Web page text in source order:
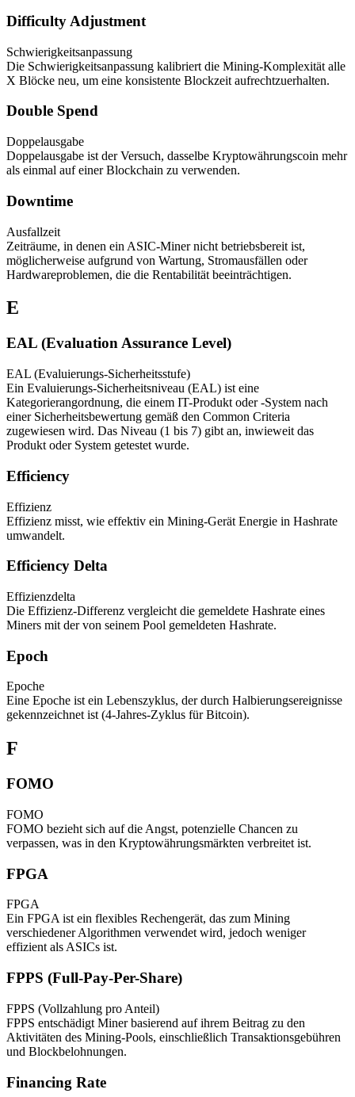
Difficulty Adjustment
Schwierigkeitsanpassung
Die Schwierigkeitsanpassung kalibriert die Mining-Komplexität alle
X Blöcke neu, um eine konsistente Blockzeit aufrechtzuerhalten.
Double Spend
Doppelausgabe
Doppelausgabe ist der Versuch, dasselbe Kryptowährungscoin mehr
als einmal auf einer Blockchain zu verwenden.
Downtime
Ausfallzeit
Zeiträume, in denen ein ASIC-Miner nicht betriebsbereit ist,
möglicherweise aufgrund von Wartung, Stromausfällen oder
Hardwareproblemen, die die Rentabilität beeinträchtigen.
E
EAL (Evaluation Assurance Level)
EAL (Evaluierungs-Sicherheitsstufe)
Ein Evaluierungs-Sicherheitsniveau (EAL) ist eine
Kategorierangordnung, die einem IT-Produkt oder -System nach
einer Sicherheitsbewertung gemäß den Common Criteria
zugewiesen wird. Das Niveau (1 bis 7) gibt an, inwieweit das
Produkt oder System getestet wurde.
Efficiency
Effizienz
Effizienz misst, wie effektiv ein Mining-Gerät Energie in Hashrate
umwandelt.
Efficiency Delta
Effizienzdelta
Die Effizienz-Differenz vergleicht die gemeldete Hashrate eines
Miners mit der von seinem Pool gemeldeten Hashrate.
Epoch
Epoche
Eine Epoche ist ein Lebenszyklus, der durch Halbierungsereignisse
gekennzeichnet ist (4-Jahres-Zyklus für Bitcoin).
F
FOMO
FOMO
FOMO bezieht sich auf die Angst, potenzielle Chancen zu
verpassen, was in den Kryptowährungsmärkten verbreitet ist.
FPGA
FPGA
Ein FPGA ist ein flexibles Rechengerät, das zum Mining
verschiedener Algorithmen verwendet wird, jedoch weniger
effizient als ASICs ist.
FPPS (Full-Pay-Per-Share)
FPPS (Vollzahlung pro Anteil)
FPPS entschädigt Miner basierend auf ihrem Beitrag zu den
Aktivitäten des Mining-Pools, einschließlich Transaktionsgebühren
und Blockbelohnungen.
Financing Rate